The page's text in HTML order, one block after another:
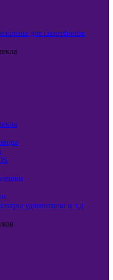
для смартфонов
удлинители и т.д